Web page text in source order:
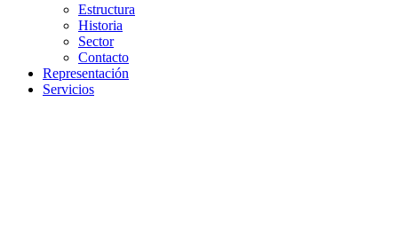
Estructura
Historia
Sector
Contacto
Representación
Servicios